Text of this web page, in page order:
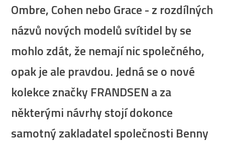
Ombre, Cohen nebo Grace - z rozdílných
názvů nových modelů svítidel by se
mohlo zdát, že nemají nic společného,
opak je ale pravdou. Jedná se o nové
kolekce značky FRANDSEN a za
některými návrhy stojí dokonce
samotný zakladatel společnosti Benny